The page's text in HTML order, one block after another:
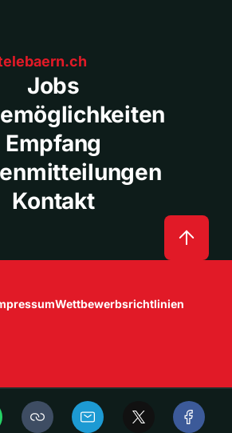
Jobs
Empfang
Kontakt
Wettbewerbsrichtlinien